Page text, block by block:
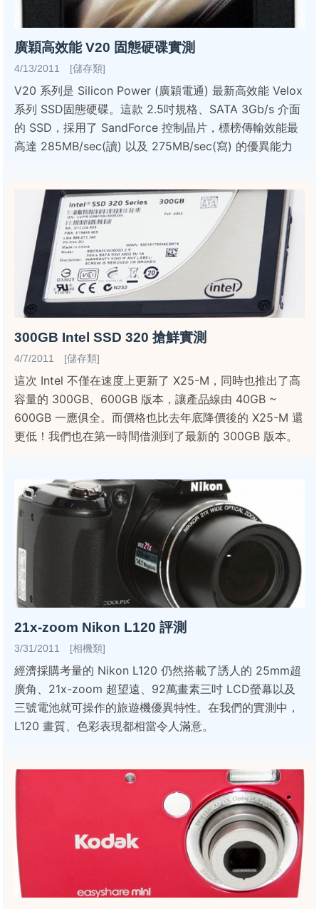
廣穎高效能 V20 固態硬碟實測
4/13/2011 [儲存類]
V20 系列是 Silicon Power (廣穎電通) 最新高效能 Velox
系列 SSD固態硬碟。這款 2.5吋規格、SATA 3Gb/s 介面
的 SSD，採用了 SandForce 控制晶片，標榜傳輸效能最
高達 285MB/sec(讀) 以及 275MB/sec(寫) 的優異能力
300GB Intel SSD 320 搶鮮實測
4/7/2011 [儲存類]
這次 Intel 不僅在速度上更新了 X25-M，同時也推出了高
容量的 300GB、600GB 版本，讓產品線由 40GB ~
600GB 一應俱全。而價格也比去年底降價後的 X25-M 還
更低！我們也在第一時間借測到了最新的 300GB 版本。
21x-zoom Nikon L120 評測
3/31/2011 [相機類]
經濟採購考量的 Nikon L120 仍然搭載了誘人的 25mm超
廣角、21x-zoom 超望遠、92萬畫素三吋 LCD螢幕以及
三號電池就可操作的旅遊機優異特性。在我們的實測中，
L120 畫質、色彩表現都相當令人滿意。